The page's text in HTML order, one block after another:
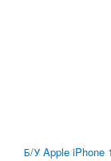
Б/У Apple iPhone